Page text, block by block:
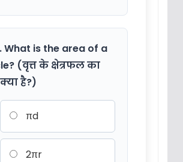
What is the area of a
(वृत्त के क्षेत्रफल का
है?)
πd
2πr